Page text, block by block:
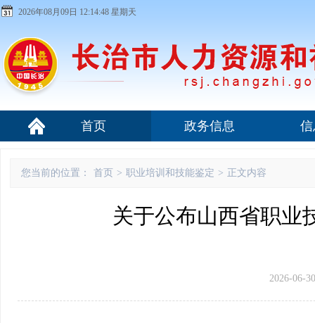
2026年08月09日 12:14:49 星期天
首页 政务信息
您当前的位置： 首页 > 职业培训和技能鉴定 > 正文内容
关于公布山西省职业
2026-06-